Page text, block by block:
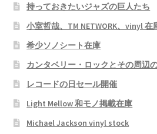
持っておきたいジャズの巨人たち
小室哲哉、TM NETWORK、vinyl 在
希少ソノシート在庫
カンタベリー・ロックとその周辺
レコードの日セール開催
Light Mellow 和モノ掲載在庫
Michael Jackson vinyl stock